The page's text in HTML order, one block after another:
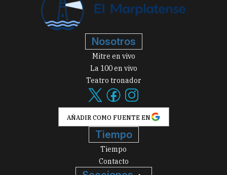
Nosotros
Mitre en vivo
La 100 en vivo
Teatro tronador
AÑADIR COMO FUENTE EN
Tiempo
Tiempo
Contacto